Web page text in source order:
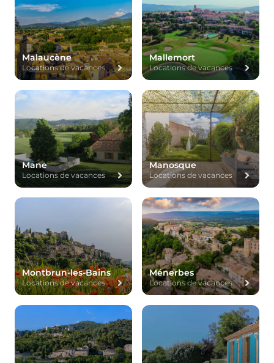
Malaucène
Locations de vacances
Mallemort
Locations de vacances
Mane
Locations de vacances
Manosque
Locations de vacances
Montbrun-les-Bains
Locations de vacances
Ménerbes
Locations de vacances